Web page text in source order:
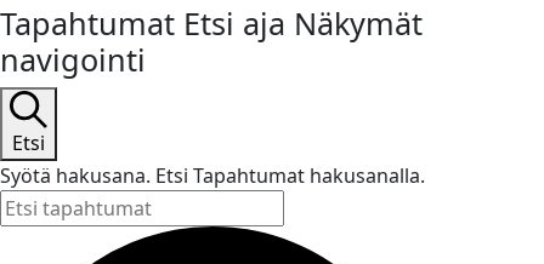
Tapahtumat Etsi aja Näkymät
navigointi
Etsi
Syötä hakusana. Etsi Tapahtumat hakusanalla.